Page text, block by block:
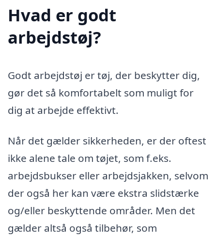
Hvad er godt
arbejdstøj?
Godt arbejdstøj er tøj, der beskytter dig,
gør det så komfortabelt som muligt for
dig at arbejde effektivt.
Når det gælder sikkerheden, er der oftest
ikke alene tale om tøjet, som f.eks.
arbejdsbukser eller arbejdsjakken, selvom
der også her kan være ekstra slidstærke
og/eller beskyttende områder. Men det
gælder altså også tilbehør, som